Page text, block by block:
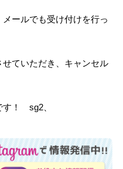
ールでも受け付けを行っ
ていただき、キャンセル
す！ sg2、